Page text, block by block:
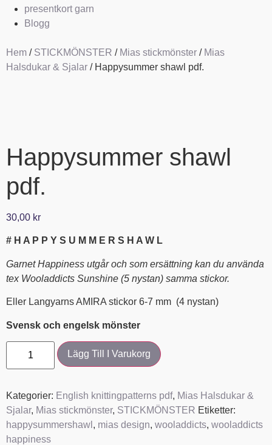
presentkort garn
Blogg
Hem / STICKMÖNSTER / Mias stickmönster / Mias
Halsdukar & Sjalar / Happysummer shawl pdf.
Happysummer shawl
pdf.
30,00 kr
# H A P P Y S U M M E R S H A W L
Garnet Happiness utgår och som ersättning kan du använda
tex Wooladdicts Sunshine (5 nystan) samma stickor.
Eller Langyarns AMIRA stickor 6-7 mm (4 nystan)
Svensk och engelsk mönster
Lägg Till I Varukorg
Kategorier: English knittingpatterns pdf, Mias Halsdukar &
Sjalar, Mias stickmönster, STICKMÖNSTER Etiketter:
happysummershawl , mias design, wooladdicts, wooladdicts
happiness